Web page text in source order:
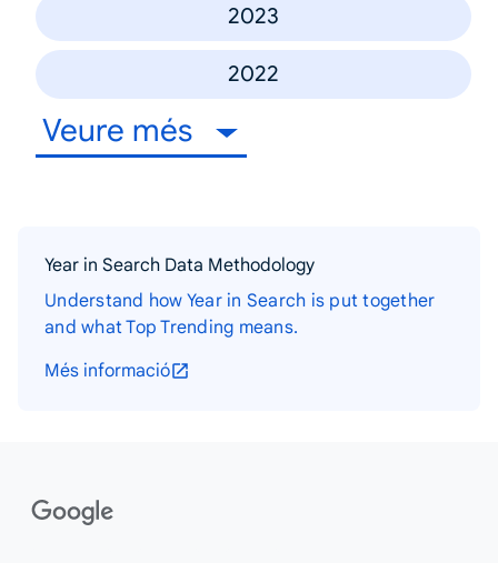
2023
2022
Veure més
Year in Search Data Methodology
Understand how Year in Search is put together
and what Top Trending means.
Més informació